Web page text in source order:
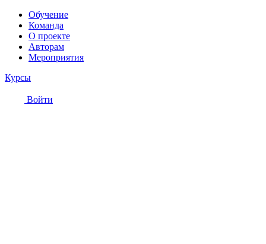
Обучение
Команда
О проекте
Авторам
Мероприятия
Курсы
Войти